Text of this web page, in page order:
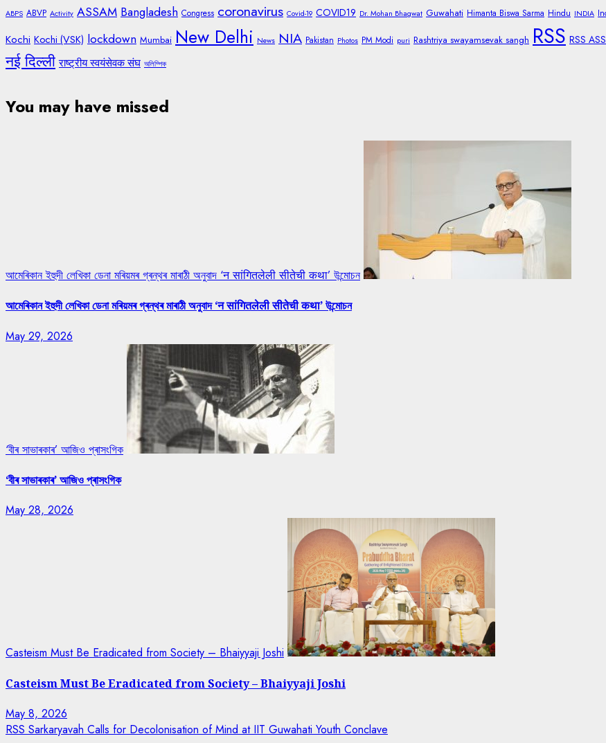
ABPS ABVP Activity ASSAM Bangladesh Congress coronavirus Covid-19 COVID19 Dr. Mohan Bhagwat Guwahati Himanta Biswa Sarma Hindu INDIA
Kochi Kochi (VSK) lockdown Mumbai New Delhi News NIA Pakistan Photos PM Modi puri Rashtriya swayamsevak sangh RSS RSS
नई दिल्ली राष्ट्रीय स्वयंसेवक संघ অলিম্পিক
You may have missed
আমেৰিকান ইহুদী লেখিকা ডেনা মৰিয়মৰ গ্ৰন্থৰ মাৰাঠী অনুবাদ ‘न सांगितलेली सीतेची कथा’ উন্মোচন
আমেৰিকান ইহুদী লেখিকা ডেনা মৰিয়মৰ গ্ৰন্থৰ মাৰাঠী অনুবাদ ‘न सांगितलेली सीतेची कथा’ উন্মোচন
May 29, 2026
‘বীৰ সাভাৰকাৰ’ আজিও প্ৰাসংগিক
‘বীৰ সাভাৰকাৰ’ আজিও প্ৰাসংগিক
May 28, 2026
Casteism Must Be Eradicated from Society – Bhaiyyaji Joshi
Casteism Must Be Eradicated from Society – Bhaiyyaji Joshi
May 8, 2026
RSS Sarkaryavah Calls for Decolonisation of Mind at IIT Guwahati Youth Conclave